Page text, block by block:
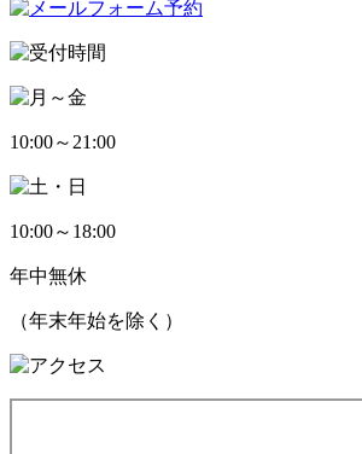
10:00～21:00
10:00～18:00
年中無休
（年末年始を除く）